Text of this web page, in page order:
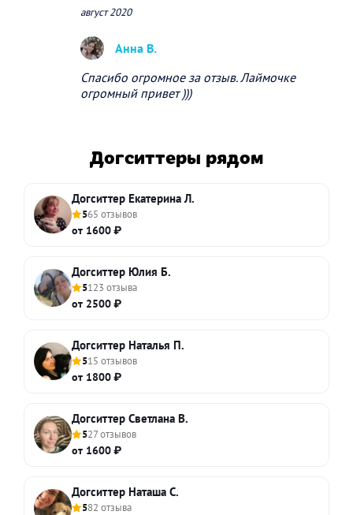
август 2020
Анна В.
Спасибо огромное за отзыв. Лаймочке
огромный привет )))
Догситтеры рядом
Догситтер Екатерина Л.
565 отзывов
от 1600 ₽
Догситтер Юлия Б.
5123 отзыва
от 2500 ₽
Догситтер Наталья П.
515 отзывов
от 1800 ₽
Догситтер Светлана В.
527 отзывов
от 1600 ₽
Догситтер Наташа С.
582 отзыва